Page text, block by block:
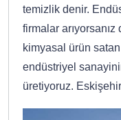
temizlik denir.
firmalar
kimyasal ürün
endüstriyel
üretiyoruz.